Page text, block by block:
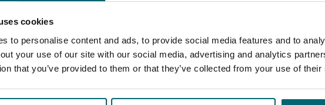
cookies
to personalise content and ads, to provide social media features and to
your use of our site with our social media, advertising and analytics
that you’ve provided to them or that they’ve collected from your use of